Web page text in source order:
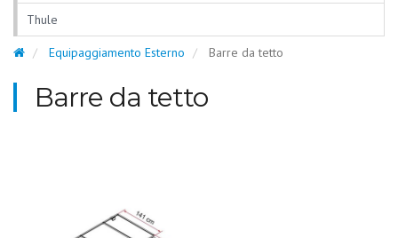
Thule
Equipaggiamento Esterno Barre da tetto
Barre da tetto